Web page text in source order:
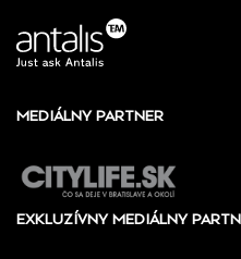
MEDIÁLNY PARTNER
EXKLUZÍVNY MEDIÁLNY